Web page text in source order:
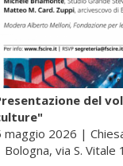
del
maggio 2026 |
Bologna, via S. Vitale